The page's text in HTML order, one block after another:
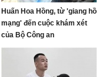
Huấn Hoa Hồng, từ 'giang hồ
mạng' đến cuộc khám xét
của Bộ Công an